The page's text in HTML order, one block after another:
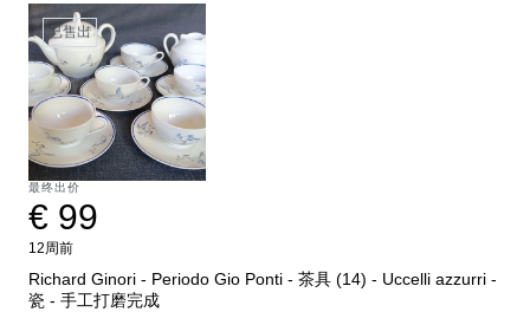
已售出
最终出价
€ 99
12周前
Richard Ginori - Periodo Gio Ponti - 茶具 (14) - Uccelli azzurri -
瓷 - 手工打磨完成